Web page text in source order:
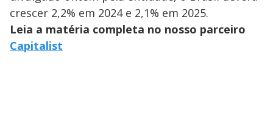
crescer 2,2% em 2024 e 2,1% em 2025.
Leia a matéria completa no nosso parceiro
Capitalist